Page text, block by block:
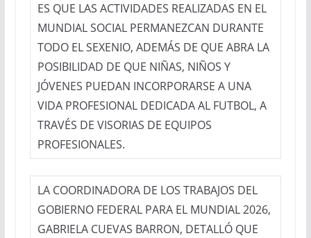
ES QUE LAS ACTIVIDADES REALIZADAS EN EL
MUNDIAL SOCIAL PERMANEZCAN DURANTE
TODO EL SEXENIO, ADEMÁS DE QUE ABRA LA
POSIBILIDAD DE QUE NIÑAS, NIÑOS Y
JÓVENES PUEDAN INCORPORARSE A UNA
VIDA PROFESIONAL DEDICADA AL FUTBOL, A
TRAVÉS DE VISORIAS DE EQUIPOS
PROFESIONALES.
LA COORDINADORA DE LOS TRABAJOS DEL
GOBIERNO FEDERAL PARA EL MUNDIAL 2026,
GABRIELA CUEVAS BARRON, DETALLÓ QUE